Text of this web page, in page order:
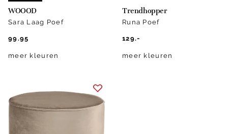
WOOOD
Sara Laag Poef
99.95
meer kleuren
Trendhopper
Runa Poef
129.-
meer kleuren